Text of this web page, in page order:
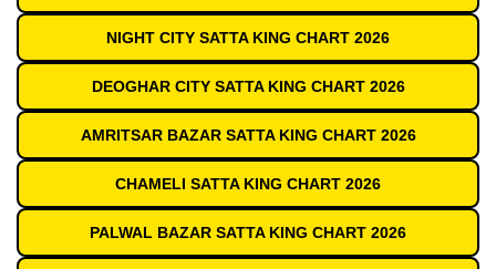
NIGHT CITY SATTA KING CHART 2026
DEOGHAR CITY SATTA KING CHART 2026
AMRITSAR BAZAR SATTA KING CHART 2026
CHAMELI SATTA KING CHART 2026
PALWAL BAZAR SATTA KING CHART 2026